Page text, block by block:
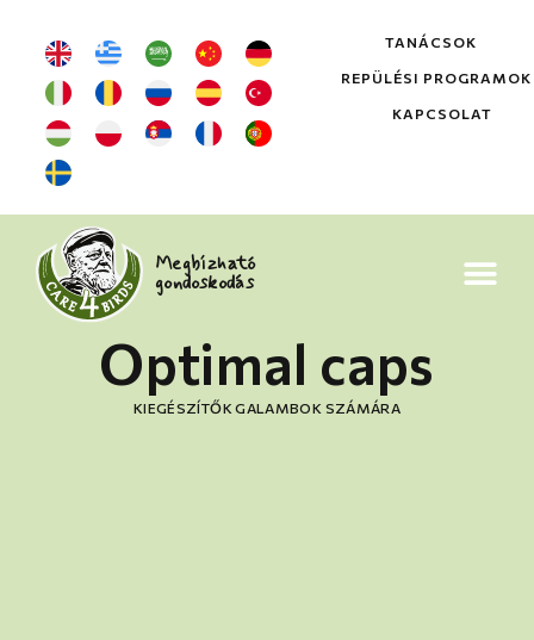
TANÁCSOK
REPÜLÉSI PROGRAMOK
KAPCSOLAT
Megbízható
gondoskodás
Optimal caps
KIEGÉSZÍTŐK GALAMBOK SZÁMÁRA